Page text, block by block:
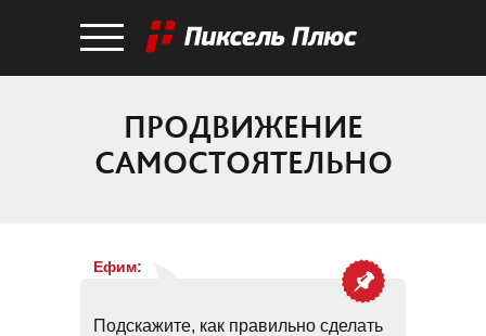
ПРОДВИЖЕНИЕ
САМОСТОЯТЕЛЬНО
Ефим:
Подскажите, как правильно сделать